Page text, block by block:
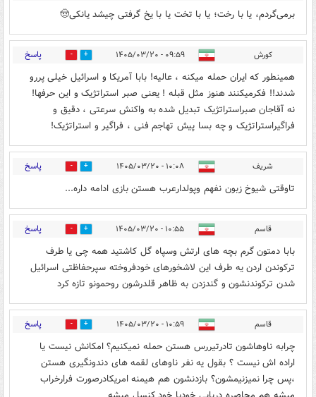
برمی‌گردم، یا با رخت؛ یا با تخت یا با یخ گرفتی چیشد یانکی🤠
کورش ۰۹:۵۹ - ۱۴۰۵/۰۳/۲۰ 0 پاسخ
همینطور که ایران حمله میکنه ، عالیه! بابا آمریکا و اسرائیل خیلی پررو
شدند!! فکرمیکنند هنوز مثل قبله ! یعنی صبر استراتژیک و این حرفها!
نه آقاجان صبراستراتژیک تبدیل شده به واکنش سرعتی ، دقیق و
فراگیراستراتژیک و چه بسا پیش تهاجم فنی ، فراگیر و استراتژیک!
شریف ۱۰:۰۸ - ۱۴۰۵/۰۳/۲۰ 14 پاسخ
تاوقتی شیوخ زبون نفهم وپولدارعرب هستن بازی ادامه داره...
قاسم ۱۰:۵۵ - ۱۴۰۵/۰۳/۲۰ 0 پاسخ
بابا دمتون گرم بچه های ارتش وسپاه گل کاشتید همه چی یا طرف
ترکوندن اردن یه طرف این لاشخورهای خودفروخته سپرحفاظتی اسرائیل
شدن ترکوندنشون و گندزدن به ظاهر قلدرشون روحمونو تازه کرد
قاسم ۱۰:۵۹ - ۱۴۰۵/۰۳/۲۰ 0 پاسخ
چرابه ناوهاشون تادرتیررس هستن حمله نمیکنیم؟ امکانش نیست یا
اراده اش نیست ؟ بقول یه نفر ناوهای لقمه های دندونگیری هستن
،پس چرا نمیزنیمشون؟ بازدنشون هم هیمنه امریکادرصورت فرارخراب